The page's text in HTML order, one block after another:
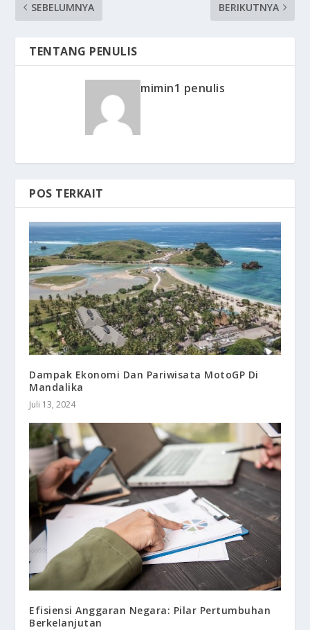
SEBELUMNYA
BERIKUTNYA
TENTANG PENULIS
mimin1 penulis
POS TERKAIT
Dampak Ekonomi Dan Pariwisata MotoGP Di
Mandalika
Juli 13, 2024
Efisiensi Anggaran Negara: Pilar Pertumbuhan
Berkelanjutan